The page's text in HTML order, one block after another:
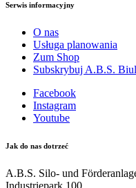
Serwis informacyjny
O nas
Usługa planowania
Zum Shop
Subskrybuj A.B.S.
Facebook
Instagram
Youtube
Jak do nas dotrzeć
A.B.S. Silo- und
Industriepark 100